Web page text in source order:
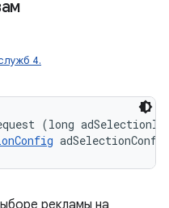
4.
(long
рекламы на